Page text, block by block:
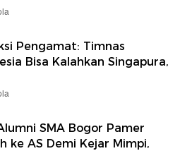
Pengamat: Timnas
Bisa Kalahkan Singapura,
SMA Bogor Pamer
ke AS Demi Kejar Mimpi,